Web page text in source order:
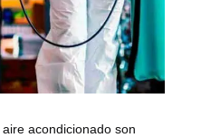
acondicionado son